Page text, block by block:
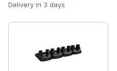
Delivery in 3 days